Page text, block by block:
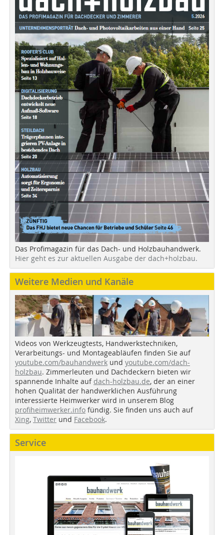
Das Profimagazin für das Dach- und Holzbauhandwerk.
Hier geht es zur aktuellen Ausgabe der dach+holzbau.
Weitere Medien und Kanäle
Videos von Werkzeugtests, Handwerkstechniken,
Verarbeitungs- und Montageabläufen finden Sie auf
youtube.com/bauhandwerk und youtube.com/dach-
holzbau. Zimmerleuten und Dachdeckern bieten wir
spannende Inhalte auf dach-holzbau.de, der an einer
hohen Qualität der handwerklichen Ausführung
interessierte Heimwerker wird in unserem Blog
profiheimwerker.info fündig. Sie finden uns auch auf
Xing, Twitter und Facebook.
Service